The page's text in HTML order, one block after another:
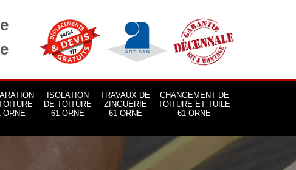
ORNE
ISOLATION
DE TOITURE
61 ORNE
TRAVAUX DE
ZINGUERIE
61 ORNE
CHANGEMENT DE
TOITURE ET TUILE
61 ORNE